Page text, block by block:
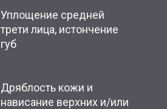
Уплощение средней
трети лица, истончение
губ
Дряблость кожи и
нависание верхних и/или